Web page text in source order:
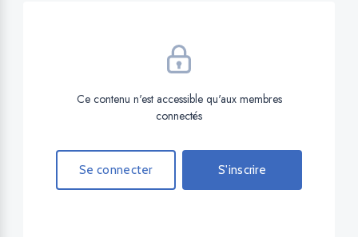
Ce contenu n'est accessible qu'aux membres
connectés
Se connecter S'inscrire